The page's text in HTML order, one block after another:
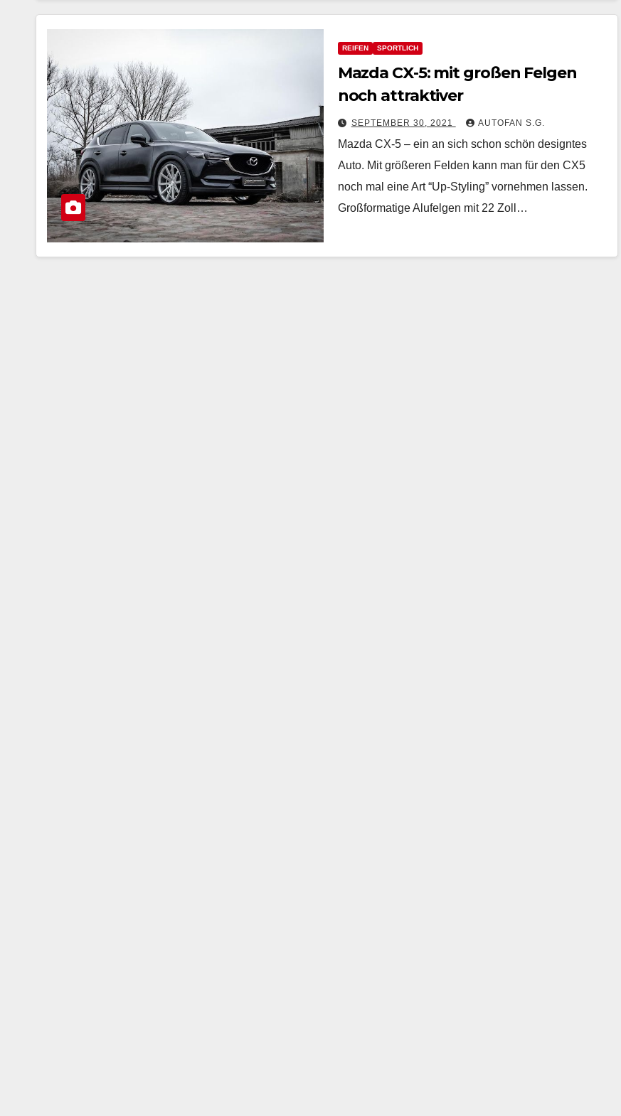
REIFEN SPORTLICH
Mazda CX-5: mit großen Felgen
noch attraktiver
SEPTEMBER 30, 2021 AUTOFAN S.G.
Mazda CX-5 – ein an sich schon schön designtes
Auto. Mit größeren Felden kann man für den CX5
noch mal eine Art “Up-Styling” vornehmen lassen.
Großformatige Alufelgen mit 22 Zoll…